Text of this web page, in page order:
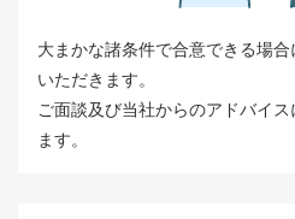
大まかな諸条件で合意できる場
いただきます。
ご面談及び当社からのアドバイ
ます。